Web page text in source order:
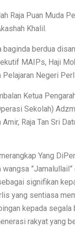
Raja Puan Muda
Khalil.
baginda berdua
MAIPs, Haji
Pelajaran Negeri
Ketua
Sekolah)
Raja Tan Sri
Yang
wangsa
signifikan
yang sentiasa
kepada segala
rakyat yang